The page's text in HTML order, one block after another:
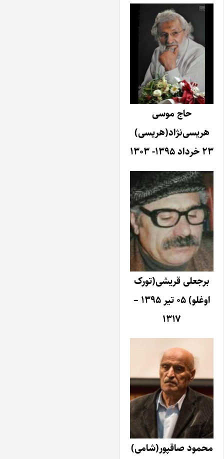
حاج موسی
هریسی‌نژاد(هریسی)
۲۳ خرداد ۱۳۹۵- ۱۳۰۳
برجعلی قریشی(تورک
اوغلو) ۰۵ تیر ۱۳۹۵ –
۱۳۱۷
محمود صاقپور(شامی)